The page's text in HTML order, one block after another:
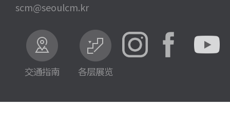
scm@seoulcm.kr
交通指南 各层展览